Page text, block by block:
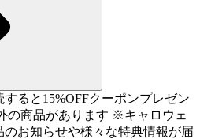
ると15%OFFクーポンプレゼン
の商品があります ※キャロウェ
お知らせや様々な特典情報が届